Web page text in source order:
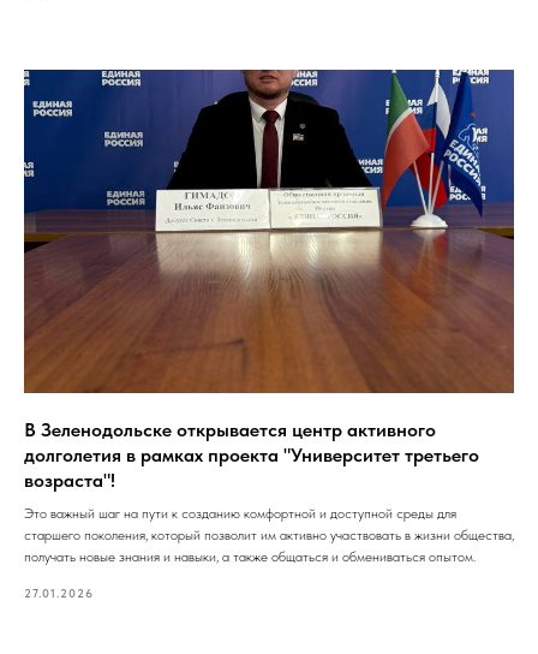
В Зеленодольске открывается центр активного
долголетия в рамках проекта "Университет третьего
возраста"!
Это важный шаг на пути к созданию комфортной и доступной среды для
старшего поколения, который позволит им активно участвовать в жизни общества,
получать новые знания и навыки, а также общаться и обмениваться опытом.
27.01.2026